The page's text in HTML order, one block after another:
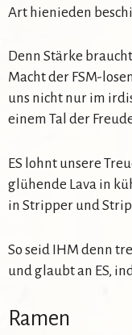
Art hienieden
Denn Stärke
Macht der FSM-
uns nicht nur im
einem Tal der
ES lohnt unsere
glühende Lava in
in Stripper und
So seid IHM denn
und glaubt an ES,
Ramen